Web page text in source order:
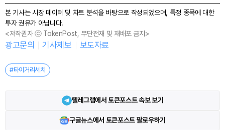
본 기사는 시장 데이터 및 차트 분석을 바탕으로 작성되었으며, 특정 종목에 대한
투자 권유가 아닙니다.
<저작권자 ⓒ TokenPost, 무단전재 및 재배포 금지>
광고문의 기사제보 보도자료
#타이거리서치
텔레그램에서 토큰포스트 속보 보기
구글뉴스에서 토큰포스트 팔로우하기